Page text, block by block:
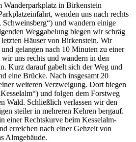
Wanderparkplatz in Birkenstein
wenden uns nach rechts
und wandern einige
Weggabelung biegen wir schräg
Häuser von Birkenstein. Wir
gelangen nach 10 Minuten zu einer
uns rechts und wandern in den
Kurz darauf gabelt sich der Weg und
eine Brücke. Nach insgesamt 20
weiteren Verzweigung. Dort biegen
und folgen dem Forstweg
Wald. Schließlich verlassen wir den
steiler in mehreren Kehren bergauf.
einer Rechtskurve beim Kesselalm-
erreichen nach einer Gehzeit von
Almgebäude.